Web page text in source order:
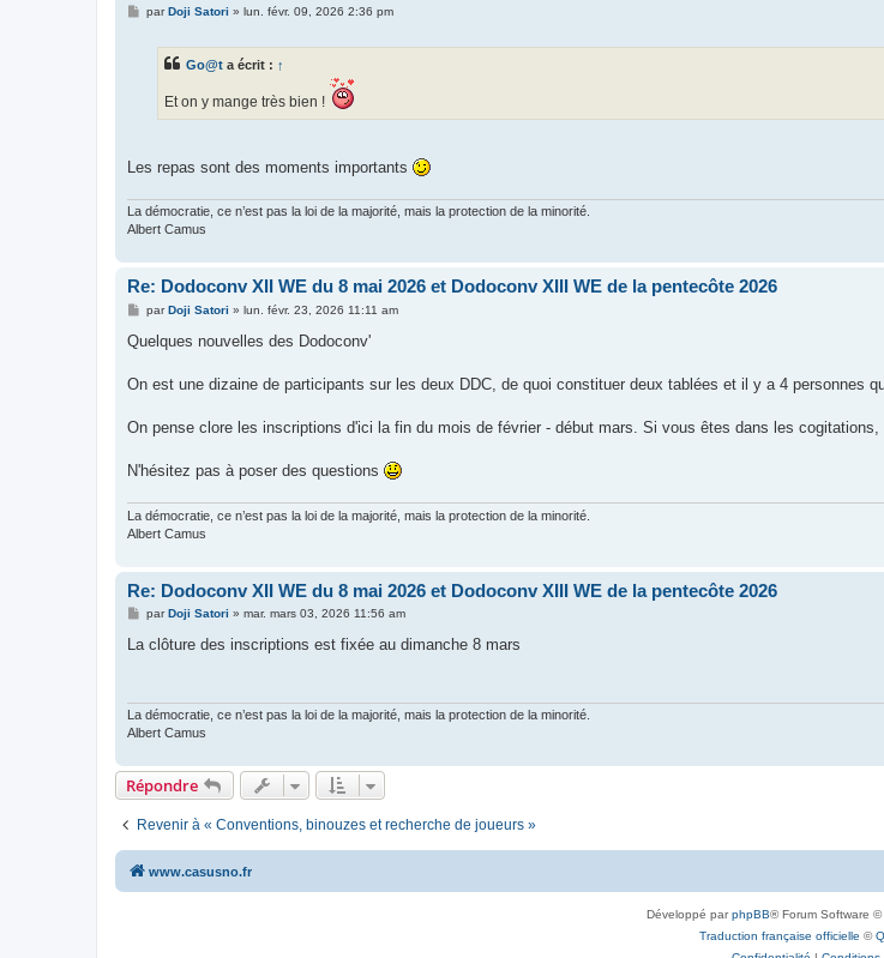
MparDoji Satori » lun. févr. 09, 2026 2:36 pm
Go@t a écrit : ↑
Et on y mange très bien !
Les repas sont des moments importants
La démocratie, ce n’est pas la loi de la majorité, mais la protection de la minorité.
Albert Camus
Re: Dodoconv XII WE du 8 mai 2026 et Dodoconv XIII WE de la pentecôte 2026
M
s
g
parDoji Satori » lun. févr. 23, 2026 11:11 am
Quelques nouvelles des Dodoconv'
On est une dizaine de participants sur les deux DDC, de quoi constituer deux tablées et il y a 4 personnes
On pense clore les inscriptions d'ici la fin du mois de février - début mars. Si vous êtes dans les
N'hésitez pas à poser des questions
La démocratie, ce n’est pas la loi de la majorité, mais la protection de la minorité.
Albert Camus
Re: Dodoconv XII WE du 8 mai 2026 et Dodoconv XIII WE de la pentecôte 2026
M
s
parDoji Satori » mar. mars 03, 2026 11:56 am
La clôture des inscriptions est fixée au dimanche 8 mars
La démocratie, ce n’est pas la loi de la majorité, mais la protection de la minorité.
Albert Camus
Répondre
Revenir à « Conventions, binouzes et recherche de joueurs »
www.casusno.fr
Développé parphpBB® Forum Software ©
Traduction française officielle ©